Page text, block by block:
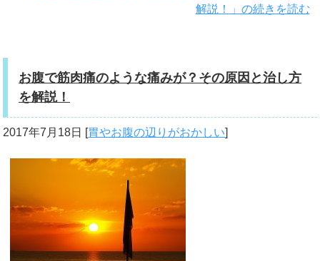
解説！」の続きを読む
お腹で筋肉痛のような痛みが？その原因と治し方
を解説！
2017年7月18日 [胃やお腹の辺りがおかしい]